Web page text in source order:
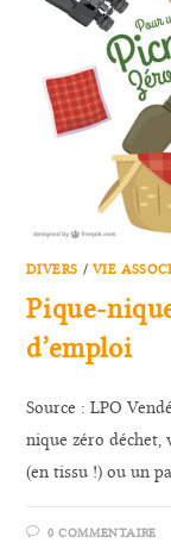
DIVERS / VIE
Pique-
d’emploi
Source : LPO
nique zéro déchet,
(en tissu !) ou un
0 COMMENTAIRE